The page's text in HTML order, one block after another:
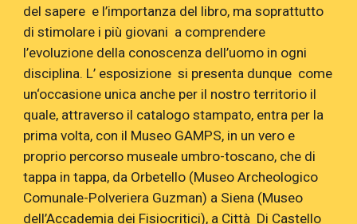
del sapere e l’importanza del libro, ma soprattutto
di stimolare i più giovani a comprendere
l’evoluzione della conoscenza dell’uomo in ogni
disciplina. L’ esposizione si presenta dunque come
un‘occasione unica anche per il nostro territorio il
quale, attraverso il catalogo stampato, entra per la
prima volta, con il Museo GAMPS, in un vero e
proprio percorso museale umbro-toscano, che di
tappa in tappa, da Orbetello (Museo Archeologico
Comunale-Polveriera Guzman) a Siena (Museo
dell’Accademia dei Fisiocritici), a Città Di Castello